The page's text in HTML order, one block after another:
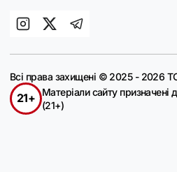
Всі права захищені © 2025 - 2026
21+
Матеріали сайту призначені
(21+)